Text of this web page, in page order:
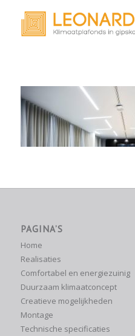
PAGINA’S
Home
Realisaties
Comfortabel en energiezuinig
Duurzaam klimaatconcept
Creatieve mogelijkheden
Montage
Technische specificaties